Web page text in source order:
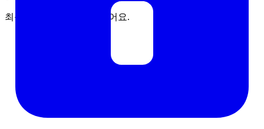
최근 작성한 잉크 글이 없어요.